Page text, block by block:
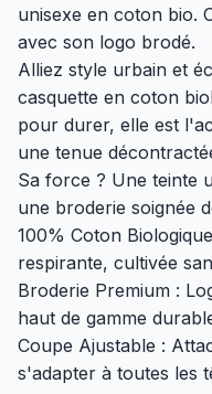
unisexe en coton bio.
avec son logo brodé.
Alliez style urbain et
casquette en coton
pour durer, elle est
une tenue
Sa force ? Une teinte
une broderie soignée
100% Coton
respirante, cultivée
Broderie Premium :
haut de gamme
Coupe Ajustable :
s'adapter à toutes les